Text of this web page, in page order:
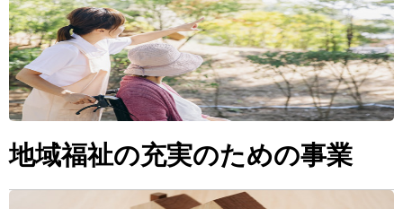
地域福祉の充実のための事業